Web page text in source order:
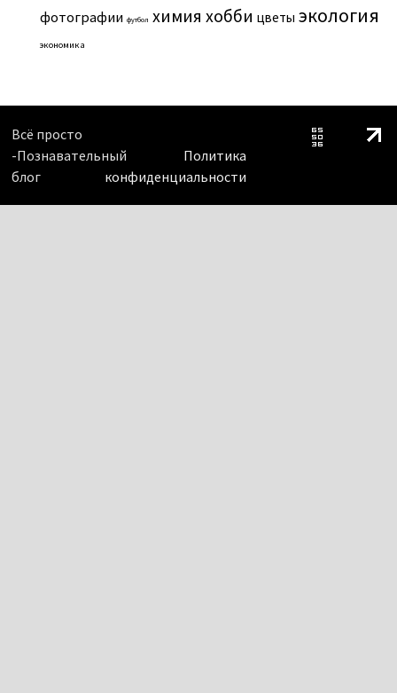
фотографии футбол химия хобби цветы экология
экономика
Всё просто
-Познавательный
блог
Политика
конфиденциальности